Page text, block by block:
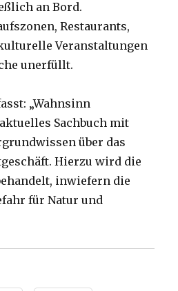
an Bord.
Restaurants,
Veranstaltungen
unerfüllt.
„Wahnsinn
Sachbuch mit
über das
Hierzu wird die
inwiefern die
für Natur und